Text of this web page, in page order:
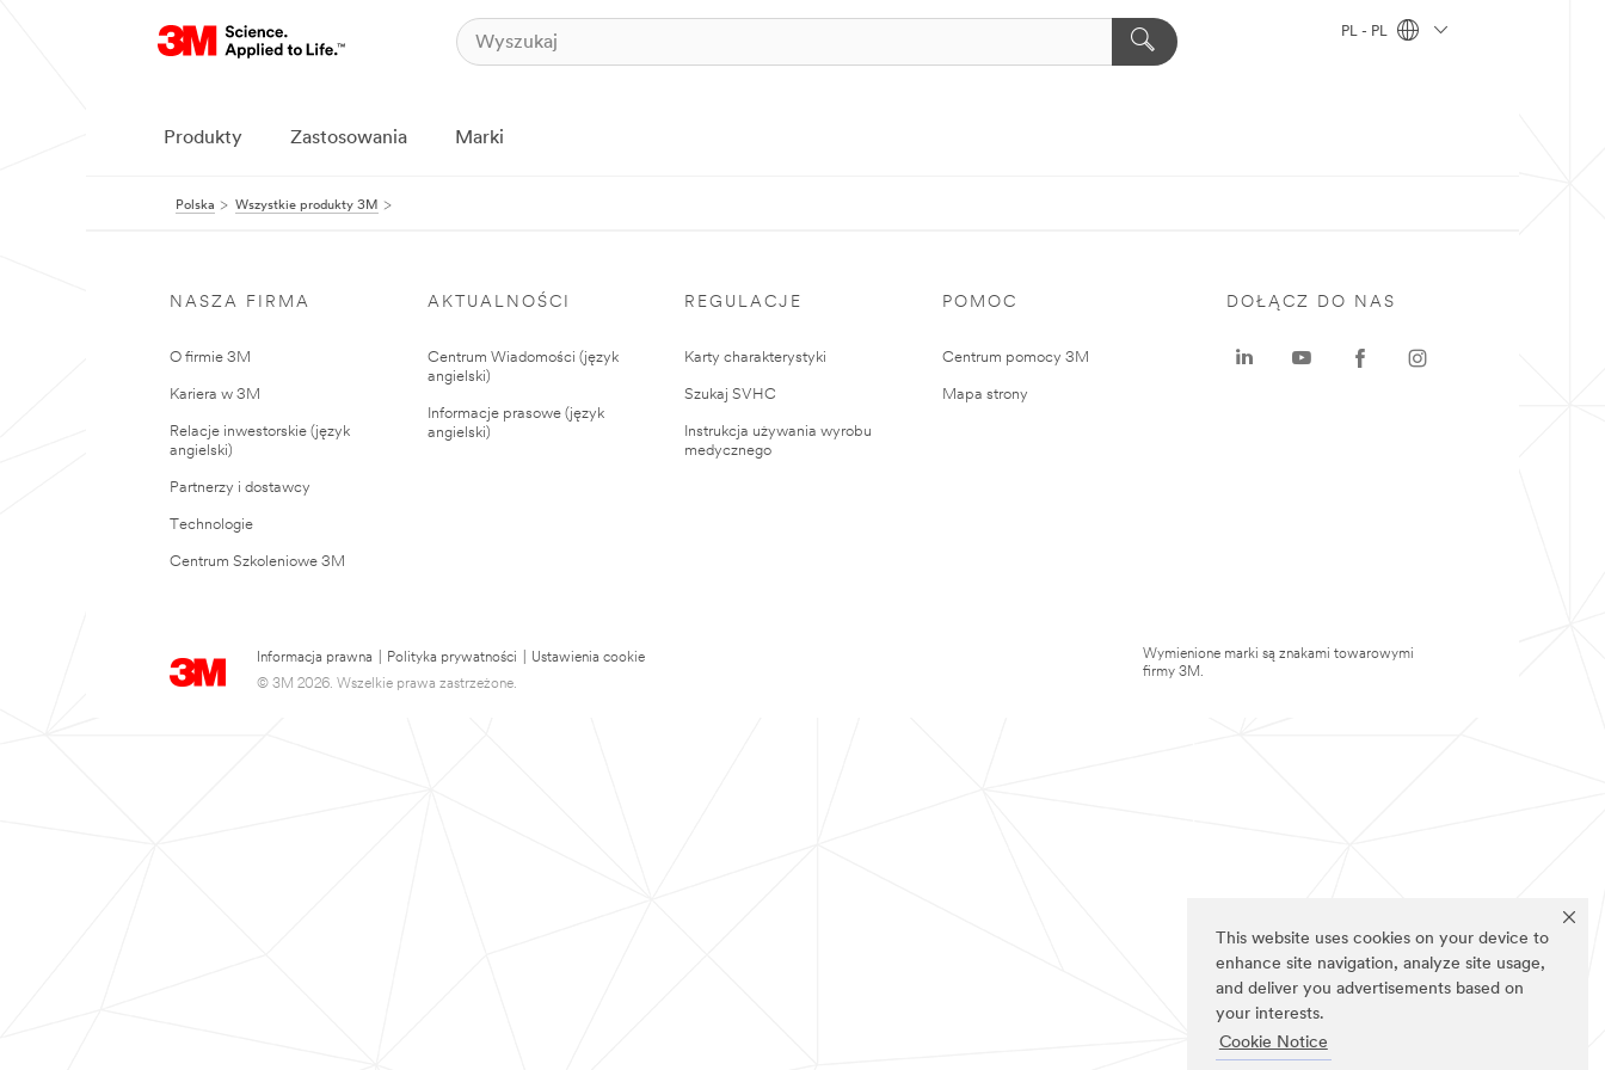
This website uses cookies on your device to
enhance site navigation, analyze site usage,
and deliver you advertisements based on
your interests.
Cookie Notice
PL - PL
Produkty Zastosowania Marki
Polska Wszystkie produkty 3M
NASZA FIRMA
O firmie 3M
Kariera w 3M
Relacje inwestorskie (język
angielski)
Partnerzy i dostawcy
Technologie
Centrum Szkoleniowe 3M
AKTUALNOŚCI
Centrum Wiadomości (język
angielski)
Informacje prasowe (język
angielski)
REGULACJE
Karty charakterystyki
Szukaj SVHC
Instrukcja używania wyrobu
medycznego
POMOC
Centrum pomocy 3M
Mapa strony
Informacja prawna Polityka prywatności
Ustawienia cookie
© 3M 2026. Wszelkie prawa zastrzeżone.
DOŁĄCZ DO NAS
Wymienione marki są znakami towarowymi
firmy 3M.